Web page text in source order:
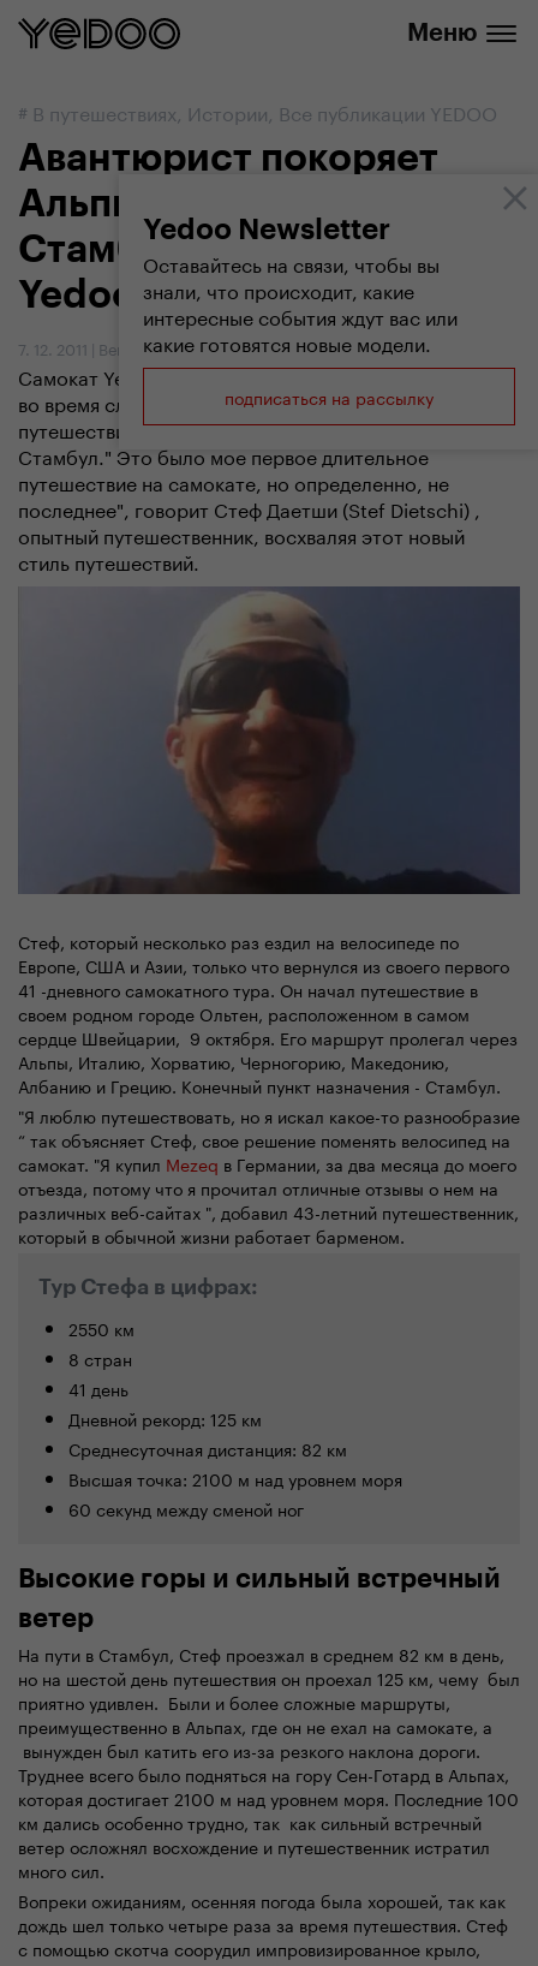
Меню
Yedoo Newsletter
Оставайтесь на связи, чтобы вы
знали, что происходит, какие
интересные события ждут вас или
какие готовятся новые модели.
подписаться на рассылку
# В путешествиях, Истории, Все публикации YEDOO
Авантюрист покоряет
Альпы и достигает
Стамбула на самокате
Yedoo Mezeq
7. 12. 2011 | Вендула Кошикова
Самокат Yedoo Mezeq отлично зарекомендовал себя
во время сложного и длительного - 2550 км -
путешествия из швейцарского Ольтена в турецкий
Стамбул." Это было мое первое длительное
путешествие на самокате, но определенно, не
последнее", говорит Стеф Даетши (Stef Dietschi) ,
опытный путешественник, восхваляя этот новый
стиль путешествий.
Стеф, который несколько раз ездил на велосипеде по
Европе, США и Азии, только что вернулся из своего первого
41 -дневного самокатного тура. Он начал путешествие в
своем родном городе Oльтен, расположенном в самом
сердце Швейцарии, 9 октября. Его маршрут пролегал через
Альпы, Италию, Хорватию, Черногорию, Македонию,
Албанию и Грецию. Конечный пункт назначения - Стамбул.
"Я люблю путешествовать, но я искал какое-то разнообразие
“ так объясняет Стеф, свое решение поменять велосипед на
самокат. "Я купил Mezeq в Германии, за два месяца до моего
отъезда, потому что я прочитал отличные отзывы о нем на
различных веб-сайтах ", добавил 43-летний путешественник,
который в обычной жизни работает барменом.
Тур Стефа в цифрах:
2550 км
8 стран
41 день
Дневной рекорд: 125 км
Среднесуточная дистанция: 82 км
Высшая точка: 2100 м над уровнем моря
60 секунд между сменой ног
Высокие горы и сильный встречный
ветер
На пути в Стамбул, Стеф проезжал в среднем 82 км в день,
но на шестой день путешествия он проехал 125 км, чему был
приятно удивлен. Были и более сложные маршруты,
преимущественно в Альпах, где он не ехал на самокате, а
вынужден был катить его из-за резкого наклона дороги.
Труднее всего было подняться на гору Сен-Готард в Альпах,
которая достигает 2100 м над уровнем моря. Последние 100
км дались особенно трудно, так как сильный встречный
ветер осложнял восхождение и путешественник истратил
много сил.
Вопреки ожиданиям, осенняя погода была хорошей, так как
дождь шел только четыре раза за время путешествия. Стеф
с помощью скотча соорудил импровизированное крыло,